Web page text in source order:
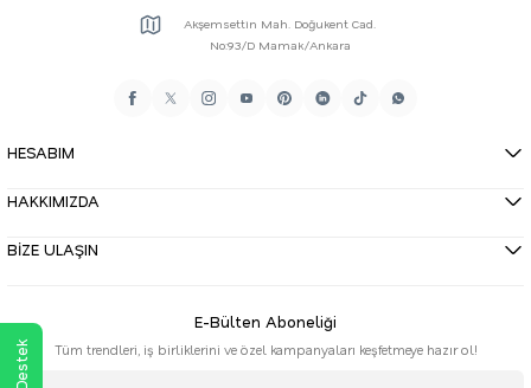
Akşemsettin Mah. Doğukent Cad.
No:93/D Mamak/Ankara
HESABIM
HAKKIMIZDA
BİZE ULAŞIN
E-Bülten Aboneliği
Tüm trendleri, iş birliklerini ve özel kampanyaları keşfetmeye hazır ol!